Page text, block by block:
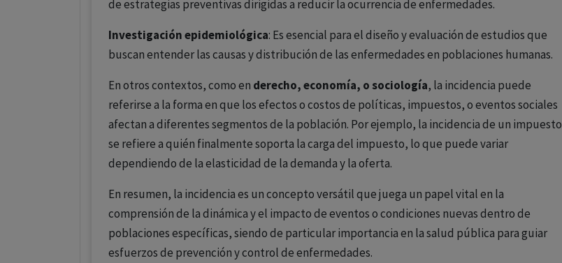
de estrategias preventivas dirigidas a reducir la ocurrencia de enfermedades.
Investigación epidemiológica: Es esencial para el diseño y evaluación de estudios que
buscan entender las causas y distribución de las enfermedades en poblaciones humanas.
En otros contextos, como en derecho, economía, o sociología, la incidencia puede
referirse a la forma en que los efectos o costos de políticas, impuestos, o eventos sociales
afectan a diferentes segmentos de la población. Por ejemplo, la incidencia de un impuesto
se refiere a quién finalmente soporta la carga del impuesto, lo que puede variar
dependiendo de la elasticidad de la demanda y la oferta.
En resumen, la incidencia es un concepto versátil que juega un papel vital en la
comprensión de la dinámica y el impacto de eventos o condiciones nuevas dentro de
poblaciones específicas, siendo de particular importancia en la salud pública para guiar
esfuerzos de prevención y control de enfermedades.